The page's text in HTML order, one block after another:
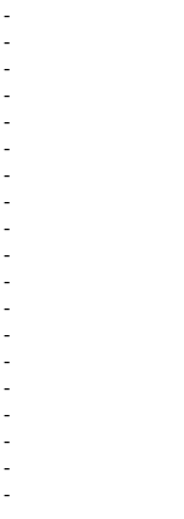
-
-
-
-
-
-
-
-
-
-
-
-
-
-
-
-
-
-
-